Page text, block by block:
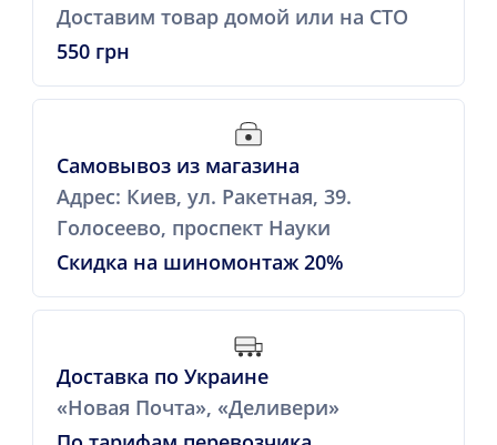
Доставим товар домой или на СТО
550 грн
Самовывоз из магазина
Адрес: Киев, ул. Ракетная, 39.
Голосеево, проспект Науки
Скидка на шиномонтаж 20%
Доставка по Украине
«Новая Почта», «Деливери»